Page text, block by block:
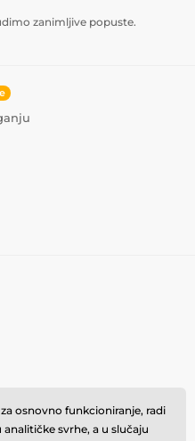
zanimljive popuste.
osnovno funkcioniranje, radi
svrhe, a u slučaju